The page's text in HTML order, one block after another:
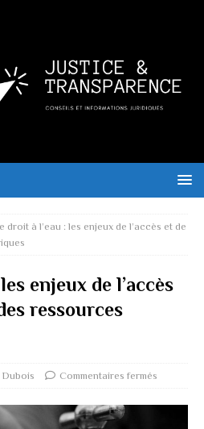
droit à l’eau : les enjeux de l’accès et de
enjeux de l’accès
ressources
Commentaires fermés